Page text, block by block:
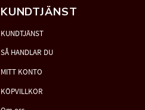
KUNDTJÄNST
KUNDTJÄNST
SÅ HANDLAR DU
MITT KONTO
KÖPVILLKOR